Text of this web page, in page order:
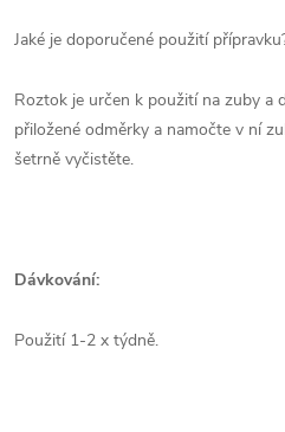
Jaké je doporučené použití
Roztok je určen k použití na zuby a
přiložené odměrky a namočte v ní
šetrně vyčistěte.
Dávkování:
Použití 1-2 x týdně.